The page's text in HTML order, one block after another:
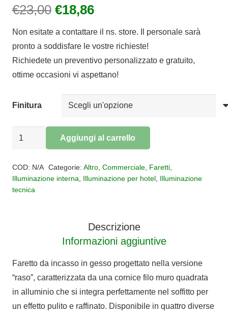
€23,00 Il
originale
era:
€23,00.
€18,86Il
attuale
è:
€18,86.
Non esitate a contattare il ns. store. Il personale sarà
pronto a soddisfare le vostre richieste!
Richiedete un preventivo personalizzato e gratuito,
ottime occasioni vi aspettano!
Finitura
Faretto
Raso
ELIS
Aggiungi al carrello
COD: N/A Categorie: Altro, Commerciale, Faretti,
Illuminazione interna
Illuminazione per hotel Illuminazione
tecnica
Descrizione
Informazioni aggiuntive
Faretto da incasso in gesso progettato nella versione
“raso”, caratterizzata da una cornice filo muro quadrata
in alluminio che si integra perfettamente nel soffitto per
un effetto pulito e raffinato. Disponibile in quattro diverse